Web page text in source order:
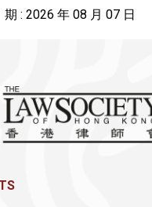
: 2026 年 08 月 07 日